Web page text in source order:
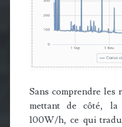
Sans comprendre les
mettant de côté, la
100W/h, ce qui